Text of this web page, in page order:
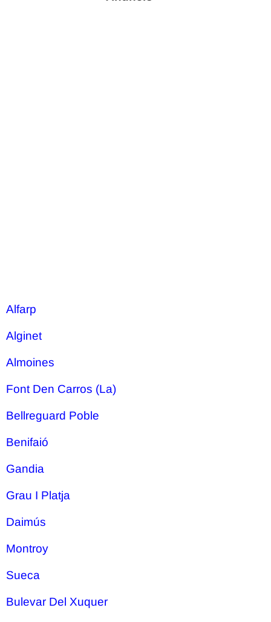
Alfarp
Alginet
Almoines
Font Den Carros (La)
Bellreguard Poble
Benifaió
Gandia
Grau I Platja
Daimús
Montroy
Sueca
Bulevar Del Xuquer